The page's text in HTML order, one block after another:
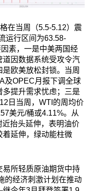
在当周（5.5-5.12）震
运行区间为63.58-
素，一是中美两国经
因数据系统受攻令汽
欧美放松封锁。当周
及OPEC月报下调全球
提升需求忧虑；三是
日当周，WTI的周均价
美元/桶或4.11%。从
抬头延伸，表明油价
延伸，绿动能柱微
易所轻质原油期货中持
的经济刺激计划在推动